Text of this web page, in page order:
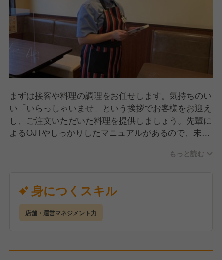
まずは接客や料理の調理をお任せします。気持ちのい
い「いらっしゃいませ」という挨拶でお客様をお迎え
し、ご注文いただいた料理を提供しましょう。先輩に
よるOJTやしっかりしたマニュアルがあるので、未経
などを覚えたら、徐々に店舗運営に関する業務も覚え
イトの採用・育成、シフト管理などをお任せします。
もっと読む
身につくスキル
店舗・運営マネジメント力